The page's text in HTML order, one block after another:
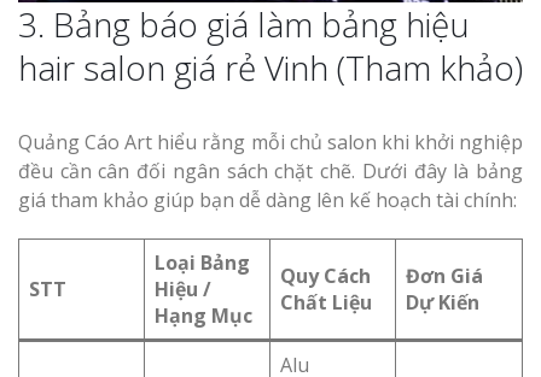
3. Bảng báo giá làm bảng hiệu
hair salon giá rẻ Vinh (Tham khảo)
Quảng Cáo Art hiểu rằng mỗi chủ salon khi khởi nghiệp
đều cần cân đối ngân sách chặt chẽ. Dưới đây là bảng
giá tham khảo giúp bạn dễ dàng lên kế hoạch tài chính:
STT
Loại Bảng
Hiệu /
Hạng Mục
Quy Cách
Chất Liệu
Đơn Giá
Dự Kiến
Alu